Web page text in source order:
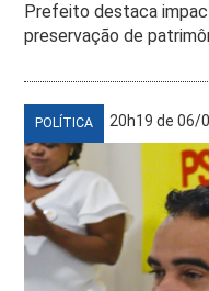
Prefeito destaca
preservação de
POLÍTICA 20h19 de 06/